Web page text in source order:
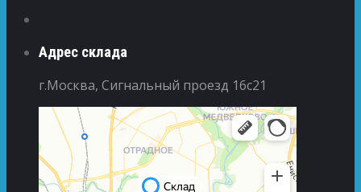
Адрес склада
г.Москва, Сигнальный проезд 16с21